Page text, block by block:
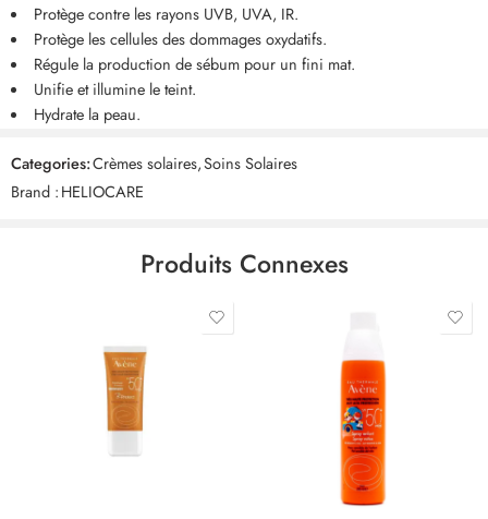
Protège contre les rayons UVB, UVA, IR.
Protège les cellules des dommages oxydatifs.
Régule la production de sébum pour un fini mat.
Unifie et illumine le teint.
Hydrate la peau.
Categories:Crèmes solaires,Soins Solaires
Brand :HELIOCARE
Produits Connexes